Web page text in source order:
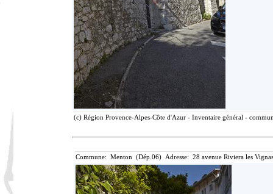
(c) Région Provence-Alpes-Côte d'Azur - Inventaire général -
Commune: Menton (Dép.06) Adresse: 28 avenue Riviera les